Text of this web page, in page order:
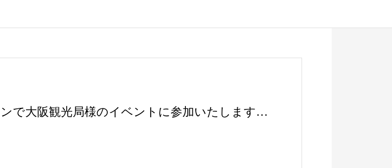
で大阪観光局様のイベントに参加いたします…